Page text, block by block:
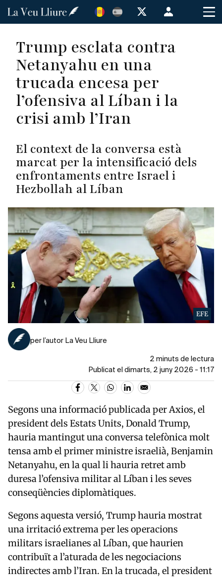
Vés
Menú
de
de
Trump esclata contra
Netanyahu en una
trucada encesa per
l’ofensiva al Líban i la
crisi amb l’Iran
El context de la conversa està
marcat per la intensificació dels
enfrontaments entre Israel i
Hezbollah al Líban
EFE
per l’autor La Veu Lliure
2 minuts de lectura
Publicat el dimarts, 2 juny 2026 - 11:17
Segons una informació publicada perAxios, el
president dels Estats Units, Donald Trump,
hauria mantingut una conversa telefònica molt
tensa amb el primer ministre israelià, Benjamin
Netanyahu, en la qual li hauria retret amb
duresa l’ofensiva militar al Líban i les seves
conseqüències diplomàtiques.
Segons aquesta versió, Trump hauria mostrat
una irritació extrema per les operacions
militars israelianes al Líban, que haurien
contribuït a l’aturada de les negociacions
indirectes amb l’Iran. En la trucada, el president